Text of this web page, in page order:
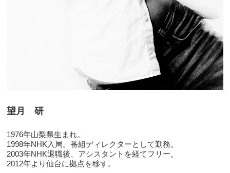
望月 研
1976年山梨県生まれ。
1998年NHK入局。番組ディレクターとして勤務。
2003年NHK退職後、アシスタントを経てフリー。
2012年より仙台に拠点を移す。